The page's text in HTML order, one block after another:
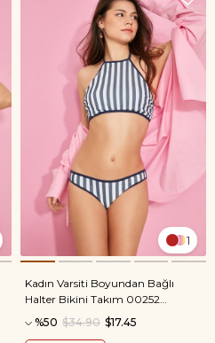
1
Kadın Varsiti Boyundan Bağlı
Halter Bikini Takım 00252
Lacivert
%50 $17.45
$34.90